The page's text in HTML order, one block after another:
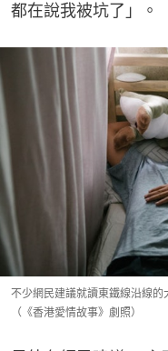
都在說我被坑了」。
不少網民建議就讀東鐵線沿線的
（《香港愛情故事》劇照）